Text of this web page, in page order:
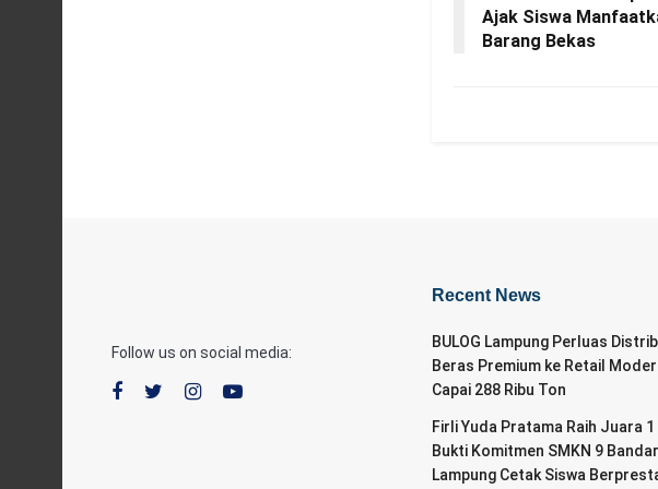
Ajak Siswa
Barang Bekas
Follow us on social media:
Recent News
BULOG Lampung Perluas
Beras Premium ke Retail
Capai 288 Ribu Ton
Firli Yuda Pratama Raih Juara
Bukti Komitmen SMKN 9 Bandar
Lampung Cetak Siswa